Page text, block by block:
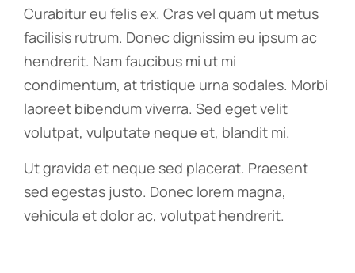
Curabitur eu felis ex. Cras vel quam ut metus
facilisis rutrum. Donec dignissim eu ipsum ac
hendrerit. Nam faucibus mi ut mi
condimentum, at tristique urna sodales. Morbi
laoreet bibendum viverra. Sed eget velit
volutpat, vulputate neque et, blandit mi.
Ut gravida et neque sed placerat. Praesent
sed egestas justo. Donec lorem magna,
vehicula et dolor ac, volutpat hendrerit.